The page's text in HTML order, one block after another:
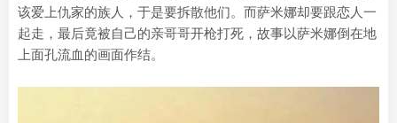
该爱上仇家的族人，于是要拆散他们。而萨米娜却要跟恋人一
起走，最后竟被自己的亲哥哥开枪打死，故事以萨米娜倒在地
上面孔流血的画面作结。